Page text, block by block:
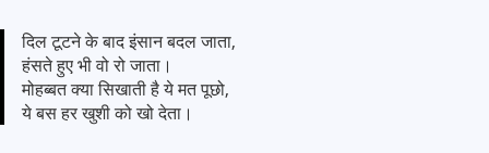
दिल टूटने के बाद इंसान बदल जाता,
हंसते हुए भी वो रो जाता।
मोहब्बत क्या सिखाती है ये मत पूछो,
ये बस हर खुशी को खो देता।